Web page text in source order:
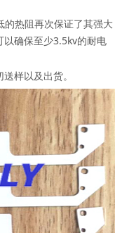
热阻再次保证了其强大
确保至少3.5kv的耐电
样以及出货。